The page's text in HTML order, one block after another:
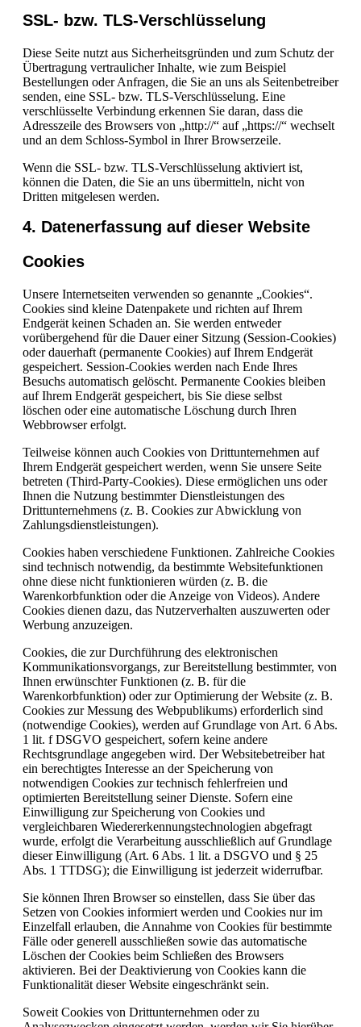
SSL- bzw. TLS-Verschlüsselung
Diese Seite nutzt aus Sicherheitsgründen und zum Schutz der
Übertragung vertraulicher Inhalte, wie zum Beispiel
Bestellungen oder Anfragen, die Sie an uns als Seitenbetreiber
senden, eine SSL- bzw. TLS-Verschlüsselung. Eine
verschlüsselte Verbindung erkennen Sie daran, dass die
Adresszeile des Browsers von „http://“ auf „https://“ wechselt
und an dem Schloss-Symbol in Ihrer Browserzeile.
Wenn die SSL- bzw. TLS-Verschlüsselung aktiviert ist,
können die Daten, die Sie an uns übermitteln, nicht von
Dritten mitgelesen werden.
4. Datenerfassung auf dieser Website
Cookies
Unsere Internetseiten verwenden so genannte „Cookies“.
Cookies sind kleine Datenpakete und richten auf Ihrem
Endgerät keinen Schaden an. Sie werden entweder
vorübergehend für die Dauer einer Sitzung (Session-Cookies)
oder dauerhaft (permanente Cookies) auf Ihrem Endgerät
gespeichert. Session-Cookies werden nach Ende Ihres
Besuchs automatisch gelöscht. Permanente Cookies bleiben
auf Ihrem Endgerät gespeichert, bis Sie diese selbst
löschen oder eine automatische Löschung durch Ihren
Webbrowser erfolgt.
Teilweise können auch Cookies von Drittunternehmen auf
Ihrem Endgerät gespeichert werden, wenn Sie unsere Seite
betreten (Third-Party-Cookies). Diese ermöglichen uns oder
Ihnen die Nutzung bestimmter Dienstleistungen des
Drittunternehmens (z. B. Cookies zur Abwicklung von
Zahlungsdienstleistungen).
Cookies haben verschiedene Funktionen. Zahlreiche Cookies
sind technisch notwendig, da bestimmte Websitefunktionen
ohne diese nicht funktionieren würden (z. B. die
Warenkorbfunktion oder die Anzeige von Videos). Andere
Cookies dienen dazu, das Nutzerverhalten auszuwerten oder
Werbung anzuzeigen.
Cookies, die zur Durchführung des elektronischen
Kommunikationsvorgangs, zur Bereitstellung bestimmter, von
Ihnen erwünschter Funktionen (z. B. für die
Warenkorbfunktion) oder zur Optimierung der Website (z. B.
Cookies zur Messung des Webpublikums) erforderlich sind
(notwendige Cookies), werden auf Grundlage von Art. 6 Abs.
1 lit. f DSGVO gespeichert, sofern keine andere
Rechtsgrundlage angegeben wird. Der Websitebetreiber hat
ein berechtigtes Interesse an der Speicherung von
notwendigen Cookies zur technisch fehlerfreien und
optimierten Bereitstellung seiner Dienste. Sofern eine
Einwilligung zur Speicherung von Cookies und
vergleichbaren Wiedererkennungstechnologien abgefragt
wurde, erfolgt die Verarbeitung ausschließlich auf Grundlage
dieser Einwilligung (Art. 6 Abs. 1 lit. a DSGVO und § 25
Abs. 1 TTDSG); die Einwilligung ist jederzeit widerrufbar.
Sie können Ihren Browser so einstellen, dass Sie über das
Setzen von Cookies informiert werden und Cookies nur im
Einzelfall erlauben, die Annahme von Cookies für bestimmte
Fälle oder generell ausschließen sowie das automatische
Löschen der Cookies beim Schließen des Browsers
aktivieren. Bei der Deaktivierung von Cookies kann die
Funktionalität dieser Website eingeschränkt sein.
Soweit Cookies von Drittunternehmen oder zu